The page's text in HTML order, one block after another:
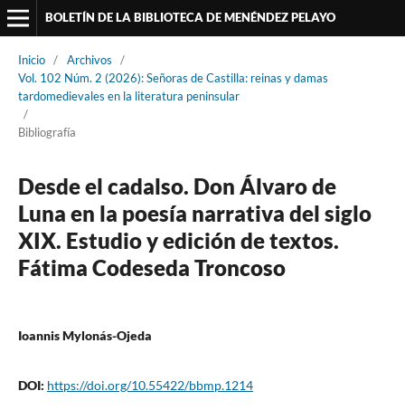
BOLETÍN DE LA BIBLIOTECA DE MENÉNDEZ PELAYO
Inicio / Archivos
/
Vol. 102 Núm. 2 (2026): Señoras de Castilla: reinas y damas
tardomedievales en la literatura peninsular
/
Bibliografía
Desde el cadalso. Don Álvaro de
Luna en la poesía narrativa del siglo
XIX. Estudio y edición de textos.
Fátima Codeseda Troncoso
Ioannis Mylonás-Ojeda
DOI: https://doi.org/10.55422/bbmp.1214